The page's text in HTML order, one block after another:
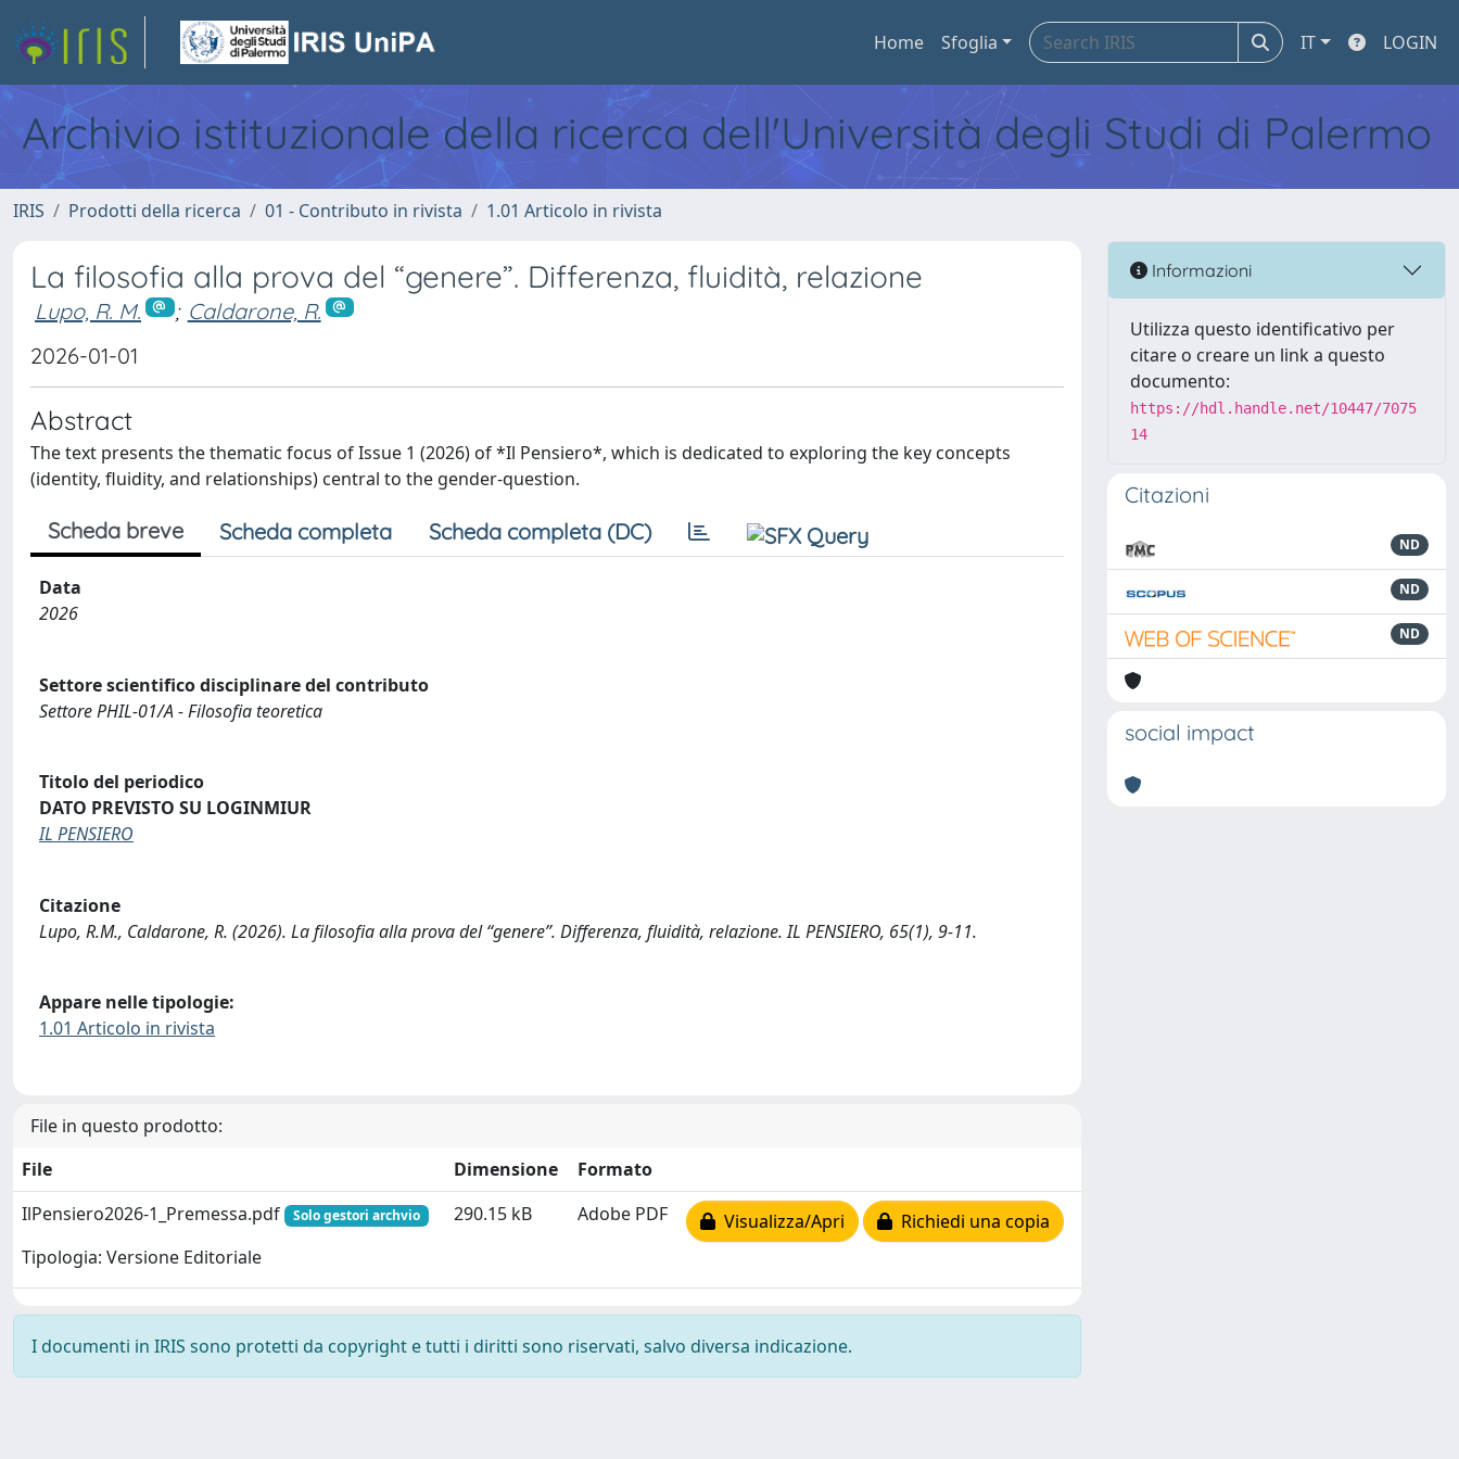
Home Sfoglia IT LOGIN
Archivio istituzionale della ricerca dell'Università degli Studi di Palermo
IRIS Prodotti della ricerca 01 - Contributo in rivista 1.01 Articolo in rivista
La filosofia alla prova del “genere”. Differenza, fluidità, relazione
Lupo, R. M. ; Caldarone, R.
2026-01-01
Abstract
The text presents the thematic focus of Issue 1 (2026) of *Il Pensiero*, which is dedicated to exploring the key concepts
(identity, fluidity, and relationships) central to the gender-question.
Scheda breve Scheda completa Scheda completa (DC)
Data
2026
Settore scientifico disciplinare del contributo
Settore PHIL-01/A - Filosofia teoretica
Titolo del periodico
DATO PREVISTO SU LOGINMIUR
IL PENSIERO
Citazione
Lupo, R.M., Caldarone, R. (2026). La filosofia alla prova del “genere”. Differenza, fluidità, relazione. IL PENSIERO, 65(1), 9-11.
Appare nelle tipologie:
1.01 Articolo in rivista
File in questo prodotto:
File
Dimensione
Formato
IlPensiero2026-1_Premessa.pdf
Solo gestori archvio
Tipologia: Versione Editoriale
290.15 kB Adobe PDF Visualizza/Apri Richiedi una copia
I documenti in IRIS sono protetti da copyright e tutti i diritti sono riservati, salvo diversa indicazione.
Informazioni
Utilizza questo identificativo per
citare o creare un link a questo
documento:
https://hdl.handle.net/10447/7075
14
Citazioni
ND
ND
ND
social impact